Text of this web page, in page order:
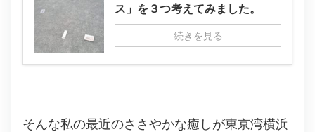
ス」を３つ考えてみました。
続きを見る
そんな私の最近のささやかな癒しが東京湾横浜